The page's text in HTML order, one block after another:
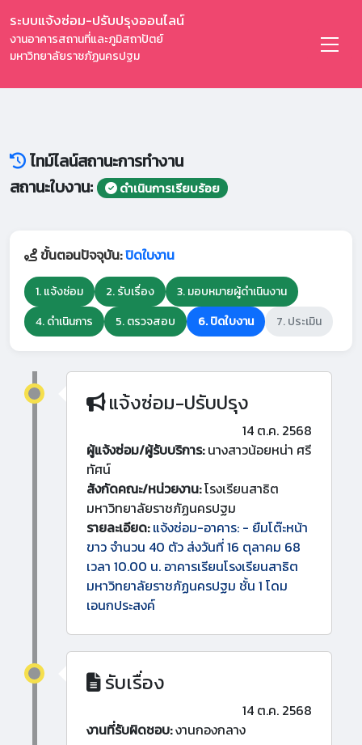
ระบบแจ้งซ่อม-ปรับปรุงออนไลน์
งานอาคารสถานที่และภูมิสถาปัตย์
มหาวิทยาลัยราชภัฏนครปฐม
ไทม์ไลน์สถานะการทำงาน
สถานะใบงาน:
ดำเนินการเรียบร้อย
ขั้นตอนปัจจุบัน:ปิดใบงาน
1. แจ้งซ่อม 2. รับเรื่อง
3. มอบหมายผู้ดำเนินงาน
4. ดำเนินการ
5. ตรวจสอบ 6. ปิดใบงาน 7. ประเมิน
แจ้งซ่อม-ปรับปรุง
14 ต.ค. 2568
ผู้แจ้งซ่อม/ผู้รับบริการ:นางสาวน้อยหน่า ศรี
ทัศน์
สังกัดคณะ/หน่วยงาน:โรงเรียนสาธิต
มหาวิทยาลัยราชภัฏนครปฐม
รายละเอียด: แจ้งซ่อม-อาคาร: - ยืมโต๊ะหน้า
ขาว จำนวน 40 ตัว ส่งวันที่ 16 ตุลาคม 68
เวลา 10.00 น. อาคารเรียนโรงเรียนสาธิต
มหาวิทยาลัยราชภัฏนครปฐม ชั้น 1 โดม
เอนกประสงค์
รับเรื่อง
14 ต.ค. 2568
งานที่รับผิดชอบ:งานกองกลาง